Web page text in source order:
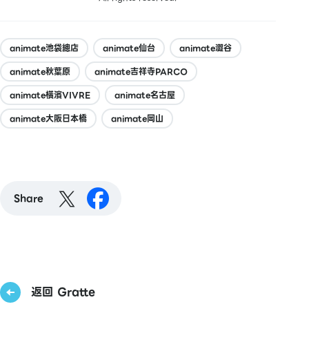
animate池袋總店 animate仙台
animate澀谷
animate秋葉原
animate吉祥寺PARCO
animate橫濱VIVRE
animate名古屋
animate大阪日本橋
animate岡山
Share
返回 Gratte